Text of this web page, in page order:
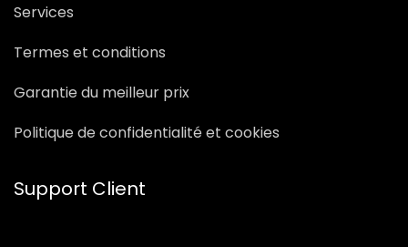
Services
Termes et conditions
Garantie du meilleur prix
Politique de confidentialité et cookies
Support Client